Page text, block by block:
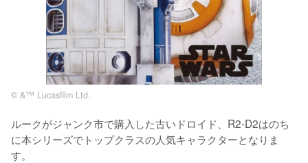
© &™ Lucasfilm Ltd.
ルークがジャンク市で購入した古いドロイド、R2-D2はのち
に本シリーズでトップクラスの人気キャラクターとなりま
す。